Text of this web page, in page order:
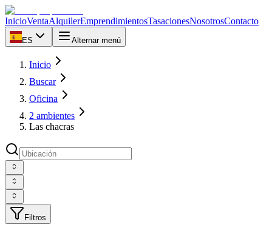
InicioVentaAlquilerEmprendimientosTasacionesNosotrosContacto
ES Alternar menú
Inicio
Buscar
Oficina
2 ambientes
Las chacras
Filtros